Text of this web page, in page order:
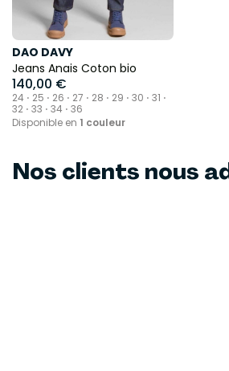
DAO DAVY
Jeans Anais Coton bio
140,00 €
24 ⋅ 25 ⋅ 26 ⋅ 27 ⋅ 28 ⋅ 29 ⋅ 30 ⋅ 31 ⋅
32 ⋅ 33 ⋅ 34 ⋅ 36
Disponible en 1 couleur
Nos clients nous